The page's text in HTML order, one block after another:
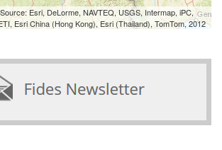
Esri, DeLorme, NAVTEQ, USGS, Intermap, iPC,
Esri China (Hong Kong), Esri (Thailand), TomTom, 2012